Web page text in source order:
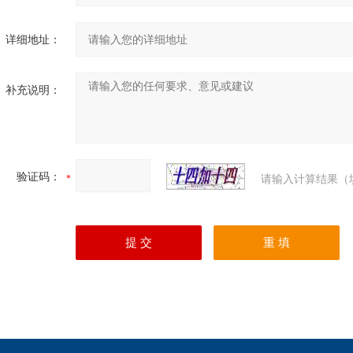
详细地址：
补充说明：
验证码： 请输入计算结果（